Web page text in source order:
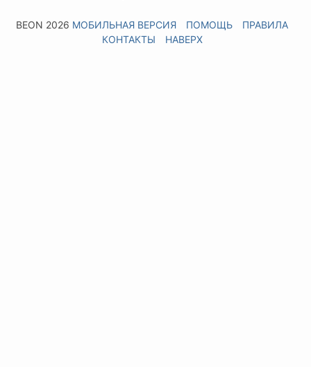
BEON 2026 МОБИЛЬНАЯ ВЕРСИЯ ПОМОЩЬ
ПРАВИЛА
КОНТАКТЫ
НАВЕРХ